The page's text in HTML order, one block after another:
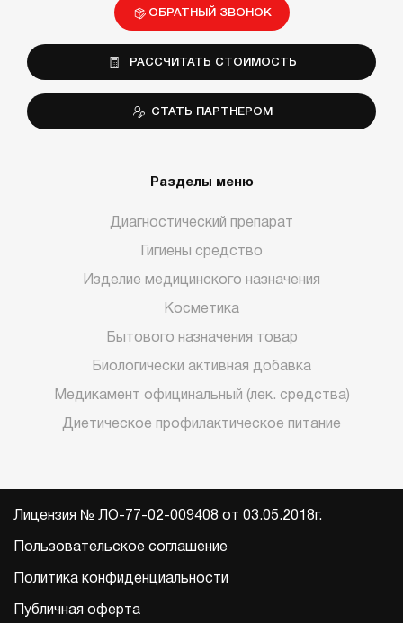
ОБРАТНЫЙ ЗВОНОК
РАССЧИТАТЬ СТОИМОСТЬ
СТАТЬ ПАРТНЕРОМ
Разделы меню
Диагностический препарат
Гигиены средство
Изделие медицинского назначения
Косметика
Бытового назначения товар
Биологически активная добавка
Медикамент официнальный (лек. средства)
Диетическое профилактическое питание
Лицензия № ЛО-77-02-009408 от 03.05.2018г.
Пользовательское соглашение
Политика конфиденциальности
Публичная оферта